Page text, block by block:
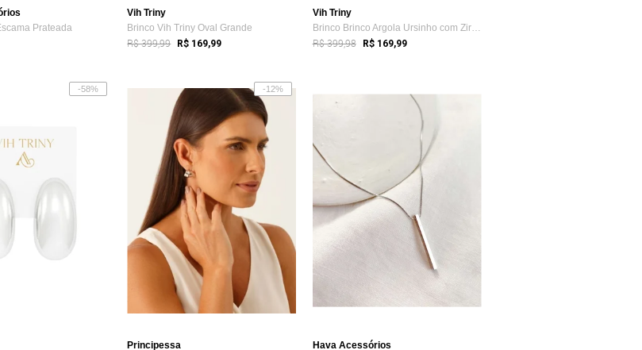
Prateada
Vih Triny
Brinco Vih Triny Oval Grande
R$ 399,99 R$ 169,99
Vih Triny
Brinco Brinco Argola Ursinho com Zircôni...
R$ 399,98 R$ 169,99
-58% -12%
Principessa
Hava Acessórios